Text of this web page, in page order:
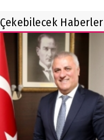
Çekebilecek Haberler